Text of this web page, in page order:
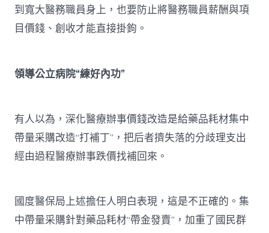
到寬大醫務職員身上，也要防止將醫務職員薪酬與項
目價錢、創收才能直接掛鉤。
領導公立病院“練好內功”
有人以為，深化醫療辦事價錢改造是給藥品耗材集中
帶量采購改造“打補丁”，把后者擠失落的分歧理支出
經由過程醫療辦事跌價找補回來。
國度醫保局上述擔任人明白表現，這是不正確的。集
中帶量采購針對藥品耗材“帶金發賣”，加重了國民群